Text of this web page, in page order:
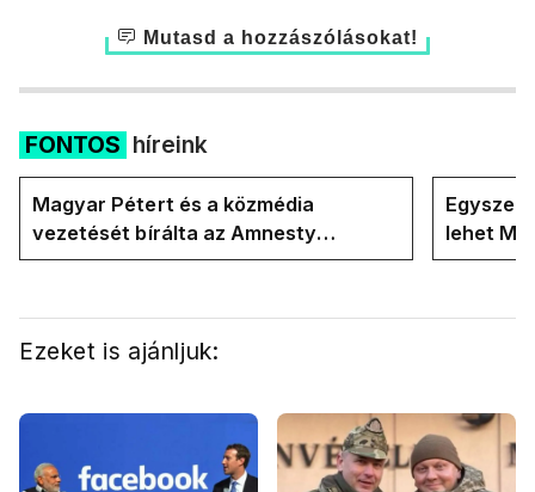
Mutasd a hozzászólásokat!
FONTOS híreink
Magyar Pétert és a közmédia
vezetését bírálta az Amnesty
International a Klubrádióban
lehet
Ezeket is ajánljuk: